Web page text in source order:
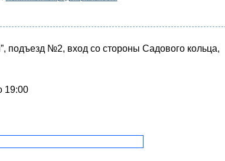
подъезд №2, вход со стороны Садового кольца,
19:00